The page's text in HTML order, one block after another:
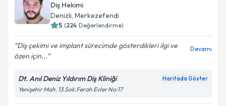
Diş Hekimi
Denizli, Merkezefendi
5 (224 Değerlendirme)
Diş çekimi ve implant sürecimde gösterdikleri ilgi ve
özen için...
Devamı
Dt. Anıl Deniz Yıldırım Diş Kliniği Haritada Göster
Yenişehir Mah. 13.Sok.Ferah Evler No:17